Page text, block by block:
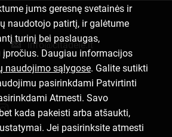
jums geresnę svetainės ir
naudotojo patirtį, ir galėtume
turinį bei paslaugas,
Daugiau informacijos
naudojimo sąlygose. Galite sutikti
pasirinkdami Patvirtinti
Atmesti. Savo
kada pakeisti arba atšaukti,
Jei pasirinksite atmesti
info@citadele.lt